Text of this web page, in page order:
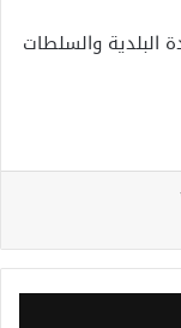
البلدية والسلطات